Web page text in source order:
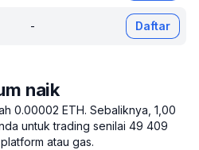
- Daftar
naik
0.00002 ETH. Sebaliknya, 1,00
untuk trading senilai 49 409
atau gas.